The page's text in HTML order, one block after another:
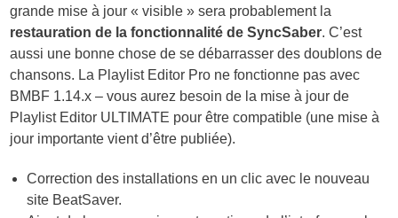
grande mise à jour « visible » sera probablement la
restauration de la fonctionnalité de SyncSaber. C’est
aussi une bonne chose de se débarrasser des doublons de
chansons. La Playlist Editor Pro ne fonctionne pas avec
BMBF 1.14.x – vous aurez besoin de la mise à jour de
Playlist Editor ULTIMATE pour être compatible (une mise à
jour importante vient d’être publiée).
Correction des installations en un clic avec le nouveau
site BeatSaver.